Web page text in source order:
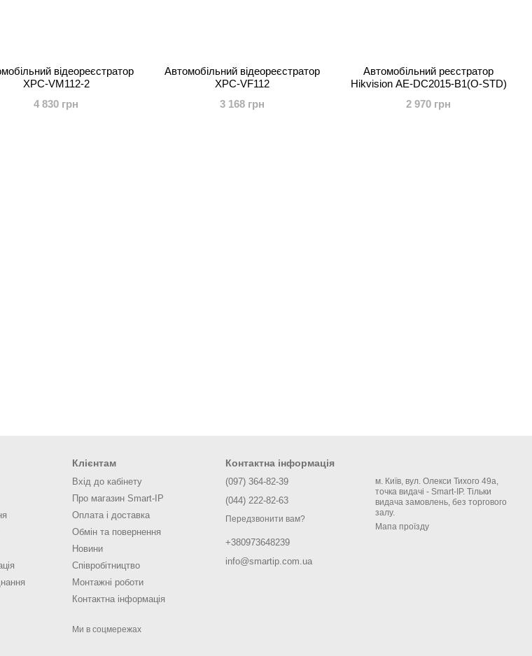
відеореєстратор
XPC-VM112-2
4 830 грн
Автомобільний відеореєстратор
XPC-VF112
3 168 грн
Автомобільний реєстратор
Hikvision AE-DC2015-B1(O-STD)
2 970 грн
Клієнтам
Вхід до кабінету
Про магазин Smart-IP
Оплата і доставка
Обмін та повернення
Новини
Співробітництво
Монтажні роботи
Контактна інформація
Ми в соцмережах
Контактна інформація
(097) 364-82-39
(044) 222-82-63
Передзвонити вам?
+380973648239
info@smartip.com.ua
м. Київ, вул. Олекси Тихого 49а,
точка видачі - Smart-IP. Тільки
видача замовлень, без торгового
залу.
Мапа проїзду